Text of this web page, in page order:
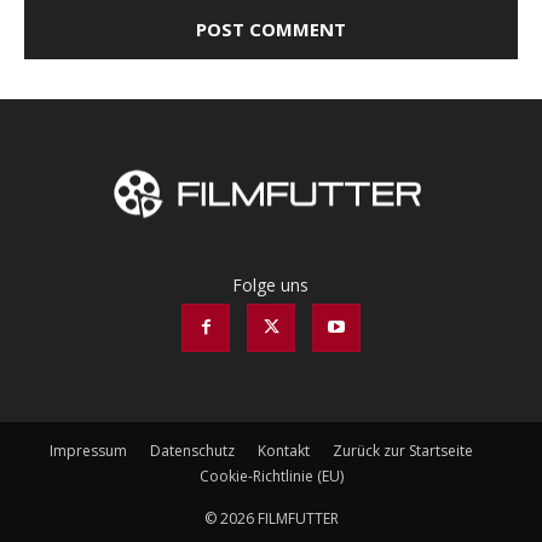
Folge uns
Impressum Datenschutz Kontakt
Zurück zur Startseite
Cookie-Richtlinie (EU)
© 2026 FILMFUTTER